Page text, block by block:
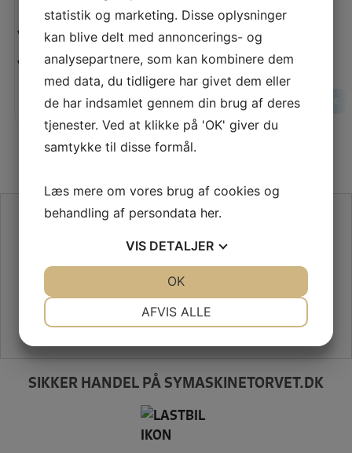
LÆS MERE
Vejl. pris:
60,00 KR
Vores pris:
50,00 KR
LÆG I KURV LÆS MERE
Vores pris:
SE VORES ANMELDELSER PÅ TRUSTPILOT
SIKKER HANDEL PÅ SYMASKINETORVET.DK
statistik og marketing. Disse oplysninger
kan blive delt med annoncerings- og
analysepartnere, som kan kombinere dem
med data, du tidligere har givet dem eller
de har indsamlet gennem din brug af deres
tjenester. Ved at klikke på 'OK' giver du
samtykke til disse formål.
Læs mere om vores brug af cookies og
behandling af persondata her.
VIS DETALJER
MARKETING STATISTIK
AFVIS ALLE
OK